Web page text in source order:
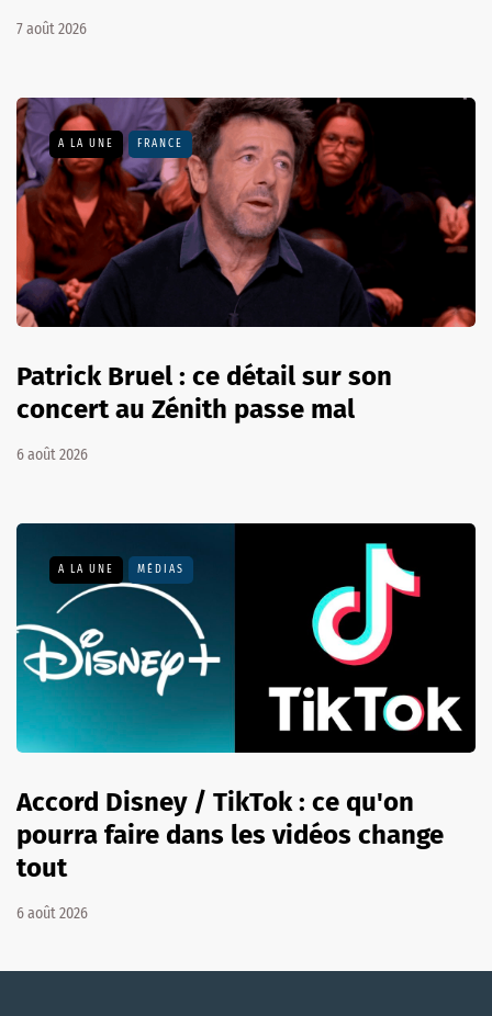
7 août 2026
A LA UNE FRANCE
Patrick Bruel : ce détail sur son
concert au Zénith passe mal
6 août 2026
A LA UNE MÉDIAS
Accord Disney / TikTok : ce qu'on
pourra faire dans les vidéos change
tout
6 août 2026